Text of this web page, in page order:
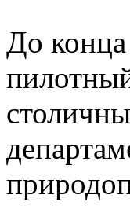
До конца